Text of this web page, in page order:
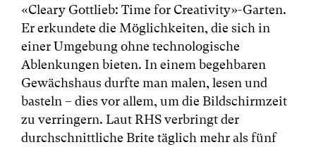
«Cleary Gottlieb: Time for Creativity»-Garten.
Er erkundete die Möglichkeiten, die sich in
einer Umgebung ohne technologische
Ablenkungen bieten. In einem begehbaren
Gewächshaus durfte man malen, lesen und
basteln – dies vor allem, um die Bildschirmzeit
zu verringern. Laut RHS verbringt der
durchschnittliche Brite täglich mehr als fünf